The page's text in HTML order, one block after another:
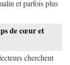
et parfois plus
de cœur et
cherchent